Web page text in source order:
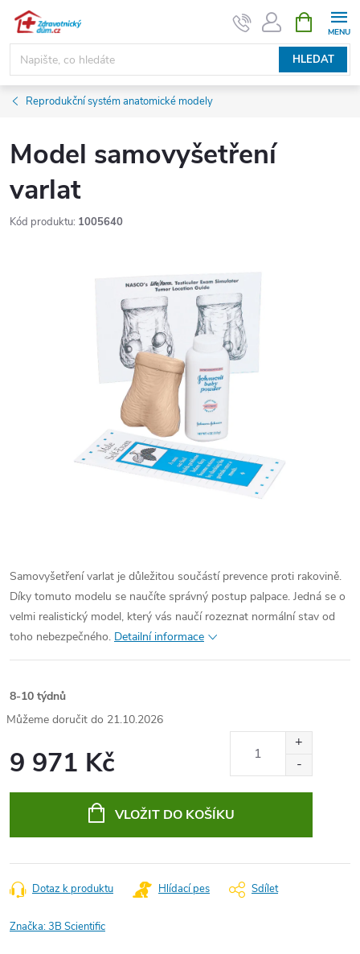
Přejít
obsah
HLEDAT
NÁKUPNÍ
KOŠÍK
Reprodukční systém anatomické modely
Model samovyšetření
varlat
Kód produktu: 1005640
Samovyšetření varlat je důležitou součástí prevence proti rakovině.
Díky tomuto modelu se naučíte správný postup palpace. Jedná se o
velmi realistický model, který vás naučí rozeznat normální stav od
toho nebezpečného. Detailní informace
8-10 týdnů
21.10.2026
9 971 Kč
VLOŽIT DO KOŠÍKU
Dotaz k produktu Hlídací pes Sdílet
Značka:3B Scientific